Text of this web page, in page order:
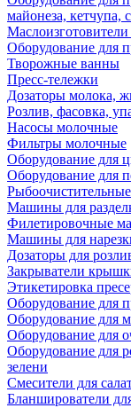
майонеза, кетчупа,
Оборудование для
Творожные ванны
Пресс-тележки
Дозаторы молока,
Розлив, фасовка,
Насосы молочные
Фильтры молочные
Оборудование для
Оборудование для
Машины для
Филетировочные
Машины для
Дозаторы для
Закрыватели
Этикетировка
Оборудование для
Оборудование для
Оборудование для
Оборудование для
зелени
Смесители для
Бланширователи